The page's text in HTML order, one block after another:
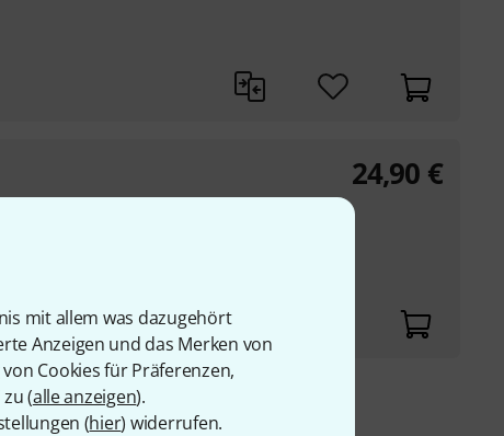
mit allem was dazugehört
Anzeigen und das Merken von
Cookies für Präferenzen,
(alle anzeigen).
(hier) widerrufen.
24,90 €
29 €